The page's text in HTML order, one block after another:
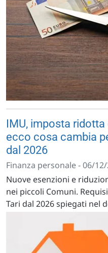
IMU, imposta
ecco cosa cambia
dal 2026
Finanza personale - 06/
Nuove esenzioni e
nei piccoli Comuni.
Tari dal 2026 spiegati nel